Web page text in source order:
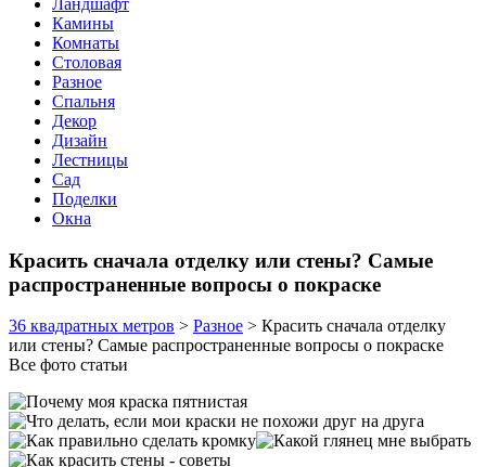
Ландшафт
Камины
Комнаты
Столовая
Разное
Спальня
Декор
Дизайн
Лестницы
Сад
Поделки
Окна
Красить сначала отделку или стены? Самые
распространенные вопросы о покраске
36 квадратных метров > Разное > Красить сначала отделку
или стены? Самые распространенные вопросы о покраске
Все фото статьи